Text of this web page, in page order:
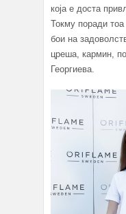
која е доста
Токму поради тоа
бои на
цреша, кармин,
Георгиева.